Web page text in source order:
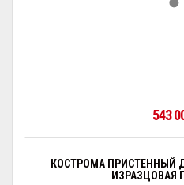
543
КОСТРОМА ПРИСТЕННЫЙ
ИЗРАЗЦОВАЯ